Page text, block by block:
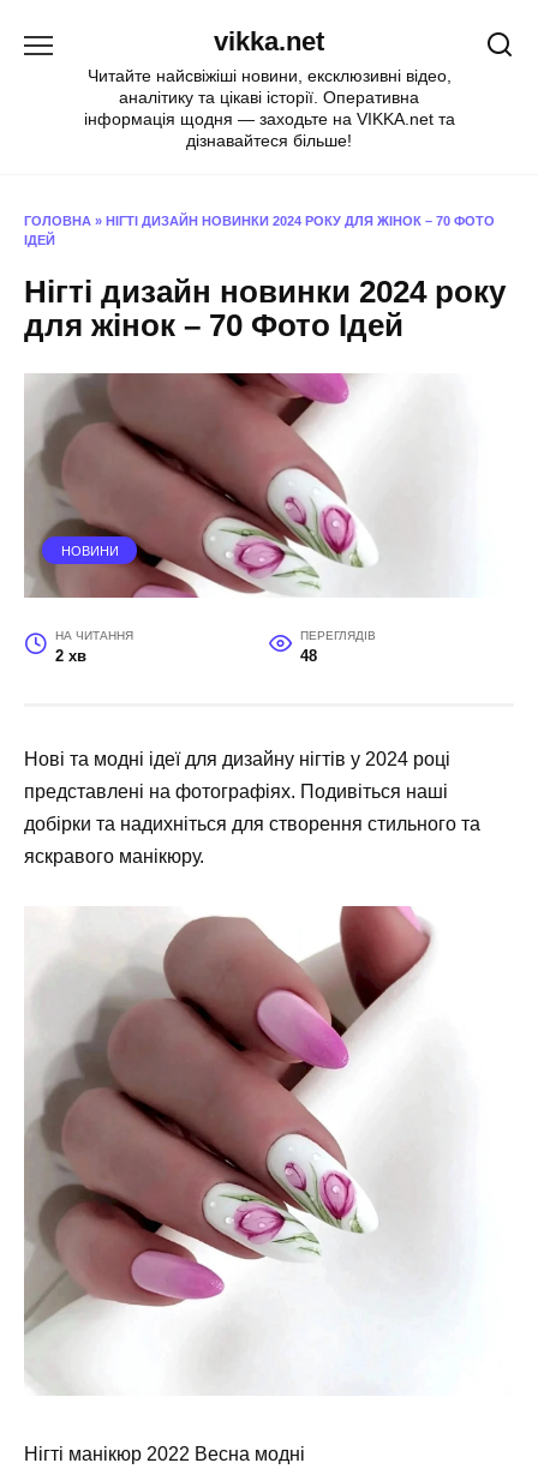
vikka.net
Читайте найсвіжіші новини, ексклюзивні відео,
аналітику та цікаві історії. Оперативна
інформація щодня — заходьте на VIKKA.net та
дізнавайтеся більше!
ГОЛОВНА » НІГТІ ДИЗАЙН НОВИНКИ 2024 РОКУ ДЛЯ ЖІНОК – 70 ФОТО
ІДЕЙ
Нігті дизайн новинки 2024 року
для жінок – 70 Фото Ідей
НОВИНИ
НА ЧИТАННЯ
2 хв
ПЕРЕГЛЯДІВ
48
Нові та модні ідеї для дизайну нігтів у 2024 році
представлені на фотографіях. Подивіться наші
добірки та надихніться для створення стильного та
яскравого манікюру.
Нігті манікюр 2022 Весна модні